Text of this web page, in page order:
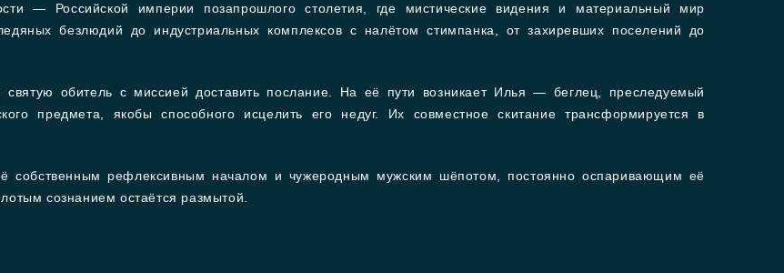
— Российской империи позапрошлого столетия, где мистические видения и материальный мир
безлюдий до индустриальных комплексов с налётом стимпанка, от захиревших поселений до
обитель с миссией доставить послание. На её пути возникает Илья — беглец, преследуемый
предмета, якобы способного исцелить его недуг. Их совместное скитание трансформируется в
собственным рефлексивным началом и чужеродным мужским шёпотом, постоянно оспаривающим её
сознанием остаётся размытой.